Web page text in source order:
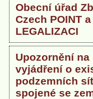
Obecní úřad
Czech POINT
LEGALIZACI
Upozornění
vyjádření o
podzemních
spojené se